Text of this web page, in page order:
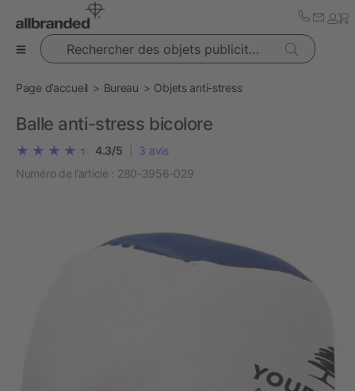
Rechercher des objets publicitaires
Page d’accueil Bureau Objets anti-stress
Balle anti-stress bicolore
4.3/5 3 avis
Numéro de l’article : 280-3956-029